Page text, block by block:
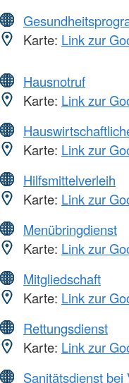
Karte: Link zur
Hausnotruf
Karte: Link zur
Karte: Link zur
Hilfsmittelverleih
Karte: Link zur
Menübringdienst
Karte: Link zur
Mitgliedschaft
Karte: Link zur
Rettungsdienst
Karte: Link zur
Sanitätsdienst bei